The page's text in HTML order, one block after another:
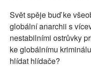
Svět spěje buď ke
globální anarchii s
nestabilními ostrůvky
ke globálnímu
hlídat hlídače?